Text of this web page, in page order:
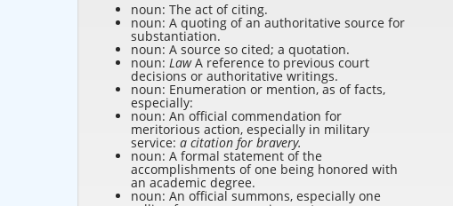
noun: The act of citing.
noun: A quoting of an authoritative source for
substantiation.
noun: A source so cited; a quotation.
noun: LawA reference to previous court
decisions or authoritative writings.
noun: Enumeration or mention, as of facts,
especially:
noun: An official commendation for
meritorious action, especially in military
service: a citation for bravery.
noun: A formal statement of the
accomplishments of one being honored with
an academic degree.
noun: An official summons, especially one